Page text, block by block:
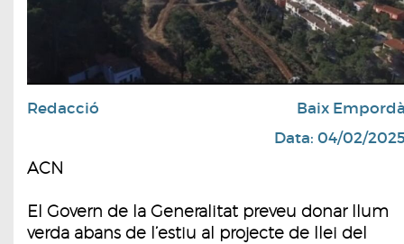
Redacció
Baix
Data: 04/02/
ACN
El Govern de la Generalitat preveu donar llum
verda abans de l’estiu al projecte de llei del